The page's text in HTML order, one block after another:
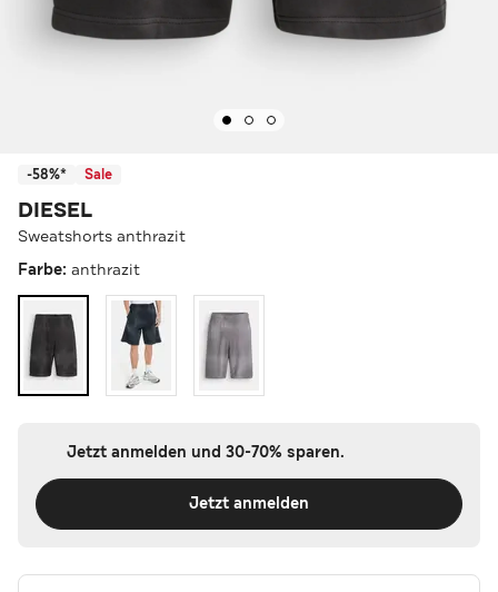
-58%* Sale
DIESEL
Sweatshorts anthrazit
Farbe: anthrazit
Jetzt anmelden und 30-70% sparen.
Jetzt anmelden